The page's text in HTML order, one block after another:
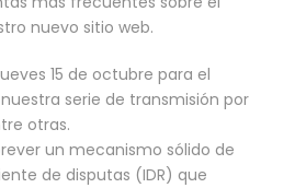
nuevo sitio web.
15 de octubre para el
serie de transmisión por
otras.
un mecanismo sólido de
de disputas (IDR) que